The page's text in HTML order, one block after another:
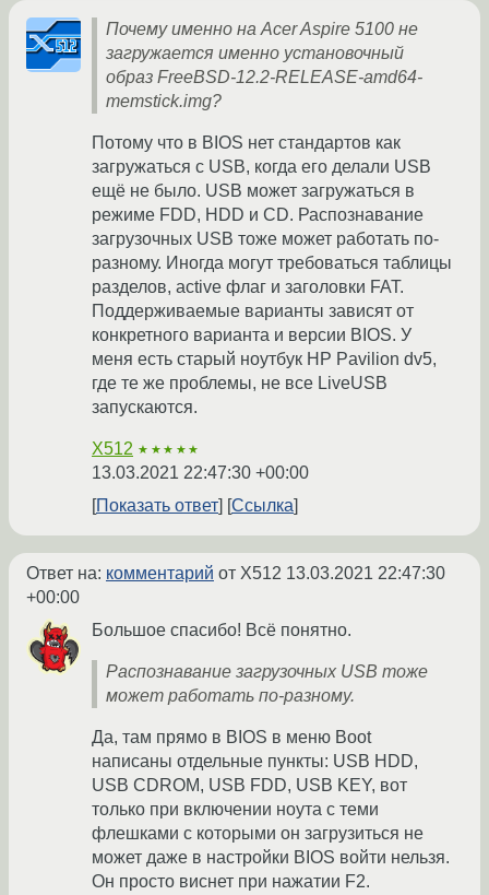
Почему именно на Acer Aspire 5100 не
загружается именно установочный
образ FreeBSD-12.2-RELEASE-amd64-
memstick.img?
Потому что в BIOS нет стандартов как
загружаться с USB, когда его делали USB
ещё не было. USB может загружаться в
режиме FDD, HDD и CD. Распознавание
загрузочных USB тоже может работать по-
разному. Иногда могут требоваться таблицы
разделов, active флаг и заголовки FAT.
Поддерживаемые варианты зависят от
конкретного варианта и версии BIOS. У
меня есть старый ноутбук HP Pavilion dv5,
где те же проблемы, не все LiveUSB
запускаются.
X512 ★★★★★
13.03.2021 22:47:30 +00:00
Показать ответ
Ссылка
Ответ на: комментарий от X512 13.03.2021 22:47:30
+00:00
Большое спасибо! Всё понятно.
Распознавание загрузочных USB тоже
может работать по-разному.
Да, там прямо в BIOS в меню Boot
написаны отдельные пункты: USB HDD,
USB CDROM, USB FDD, USB KEY, вот
только при включении ноута с теми
флешками с которыми он загрузиться не
может даже в настройки BIOS войти нельзя.
Он просто виснет при нажатии F2.